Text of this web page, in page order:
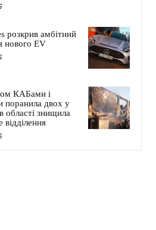
розкрив амбітний
нового EV
КАБами і
поранила двох у
області знищила